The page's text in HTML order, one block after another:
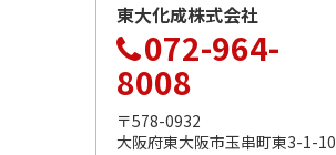
東大化成株式会社
072-964-
8008
〒578-0932
大阪府東大阪市玉串町東3-1-10